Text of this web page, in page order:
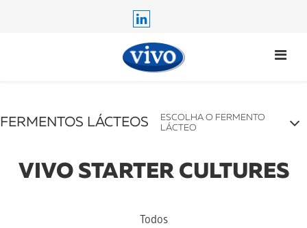
FERMENTOS LÁCTEOS
ESCOLHA O FERMENTO
LÁCTEO
SOBRE OS FERMENTOS LÁCTEOS
VIVO STARTER CULTURES
Todos